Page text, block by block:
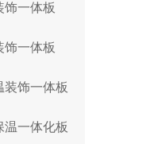
饰一体板
饰一体板
装饰一体板
温一体化板